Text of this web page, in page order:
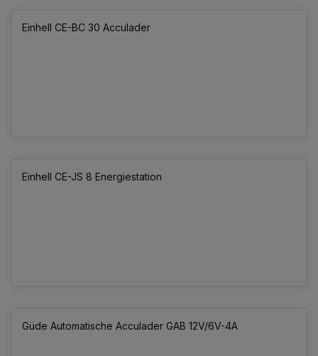
Einhell CE-BC 30 Acculader
Einhell CE-JS 8 Energiestation
Güde Automatische Acculader GAB 12V/6V-4A